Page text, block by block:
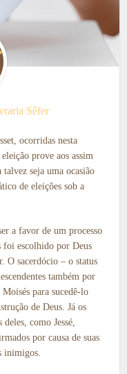
Sêfer
ocorridas nesta
prove aos assim
talvez seja uma ocasião
de eleições sob a
a favor de um processo
foi escolhido por Deus
O sacerdócio – o status
também por
para sucedê-lo
de Deus. Já os
como Jessé,
por causa de suas
inimigos.